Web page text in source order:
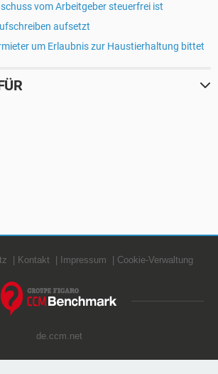
vom Arbeitgeber steuerfrei ist
aufsetzt
um Erlaubnis zur Haustierhaltung bittet
Kontakt Impressum Cookie-Verwaltung
de.ccm.net